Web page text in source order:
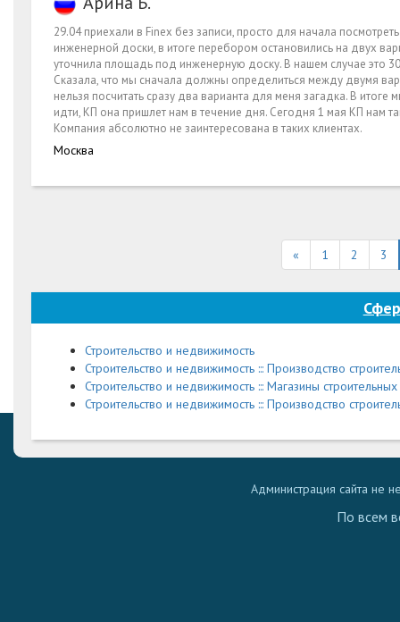
29.04 приехали в Finex без записи, просто для начала
инженерной доски, в итоге перебором остановились на двух
уточнила площадь под инженерную доску. В нашем случае это
Сказала, что мы сначала должны определиться между двумя
нельзя посчитать сразу два варианта для меня загадка. В
идти, КП она пришлет нам в течение дня. Сегодня 1 мая КП нам
Компания абсолютно не заинтересована в таких клиентах.
Москва
« 1 2 3
Строительство и недвижимость
Строительство и недвижимость ::: Производство
Строительство и недвижимость ::: Магазины
Строительство и недвижимость ::: Производство
Администрация сайта не
По всем